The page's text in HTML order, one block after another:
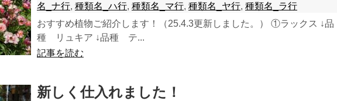
名_ナ行, 種類名_ハ行, 種類名_マ行, 種類名_ヤ行, 種類名_ラ行
おすすめ植物ご紹介します！（25.4.3更新しました。） ①ラックス ↓品
種 リュキア ↓品種 テ...
記事を読む
新しく仕入れました！